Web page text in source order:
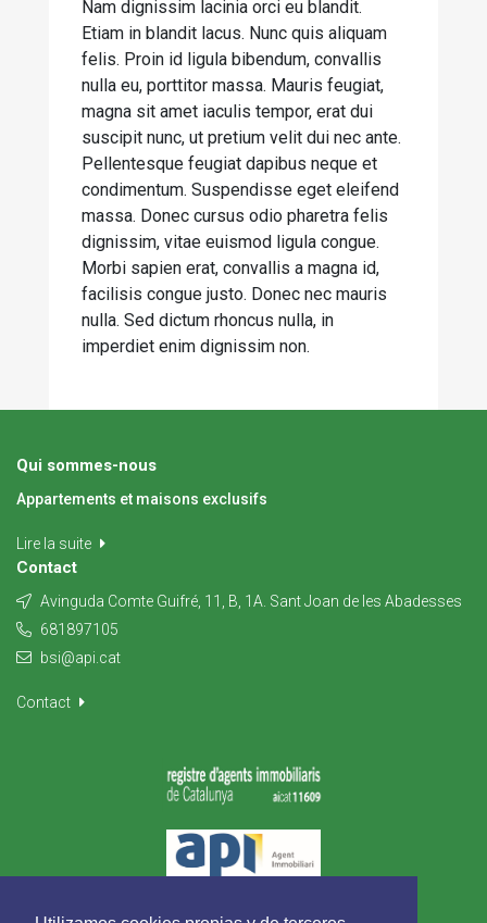
Nam dignissim lacinia orci eu blandit.
Etiam in blandit lacus. Nunc quis aliquam
felis. Proin id ligula bibendum, convallis
nulla eu, porttitor massa. Mauris feugiat,
magna sit amet iaculis tempor, erat dui
suscipit nunc, ut pretium velit dui nec ante.
Pellentesque feugiat dapibus neque et
condimentum. Suspendisse eget eleifend
massa. Donec cursus odio pharetra felis
dignissim, vitae euismod ligula congue.
Morbi sapien erat, convallis a magna id,
facilisis congue justo. Donec nec mauris
nulla. Sed dictum rhoncus nulla, in
imperdiet enim dignissim non.
Qui sommes-nous
Appartements et maisons exclusifs
Lire la suite
Contact
Avinguda Comte Guifré, 11, B, 1A. Sant Joan de les Abadesses
681897105
bsi@api.cat
Contact